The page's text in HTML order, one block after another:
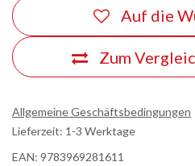
Zum
Auf die
Allgemeine Geschäftsbedingungen
Lieferzeit: 1-3 Werktage
EAN: 9783969281611